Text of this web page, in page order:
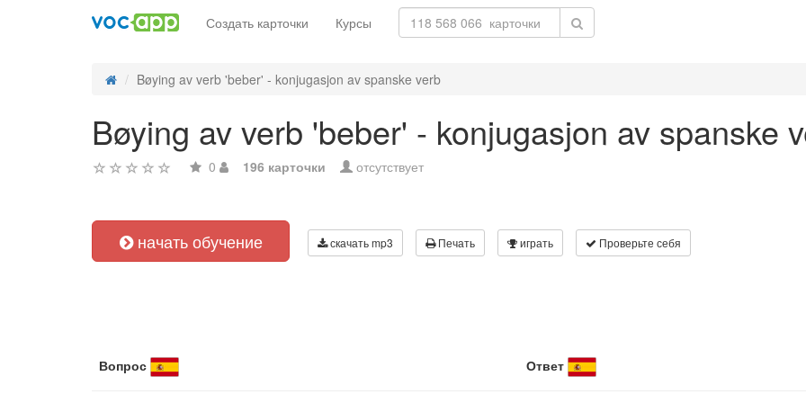
Создать карточки Курсы
Bøying av verb 'beber' - konjugasjon av spanske verb
Bøying av verb 'beber' - konjugasjon av spanske
0 196 карточки отсутствует
начать обучение скачать mp3 Печать играть Проверьте себя
Вопрос Ответ